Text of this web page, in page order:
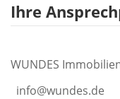
Ihre
WUNDES
info@wundes.de